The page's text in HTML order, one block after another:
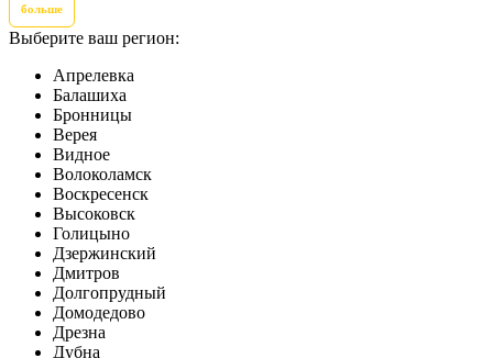
больше
Выберите ваш регион:
Апрелевка
Балашиха
Бронницы
Верея
Видное
Волоколамск
Воскресенск
Высоковск
Голицыно
Дзержинский
Дмитров
Долгопрудный
Домодедово
Дрезна
Дубна